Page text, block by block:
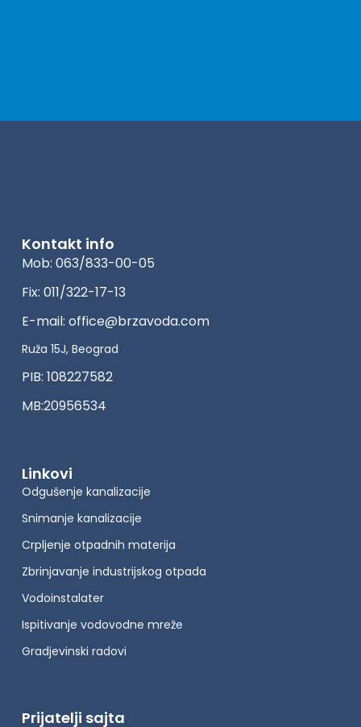
Kontakt info
Mob: 063/833-00-05
Fix: 011/322-17-13
E-mail: office@brzavoda.com
Ruža 15J, Beograd
PIB: 108227582
MB:20956534
Linkovi
Odgušenje kanalizacije
Snimanje kanalizacije
Crpljenje otpadnih materija
Zbrinjavanje industrijskog otpada
Vodoinstalater
Ispitivanje vodovodne mreže
Gradjevinski radovi
Prijatelji sajta